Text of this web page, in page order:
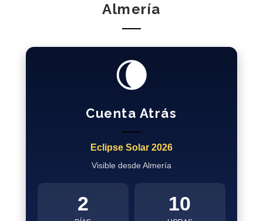
Almería
🌘
Cuenta Atrás
Eclipse Solar 2026
Visible desde Almería
2 10